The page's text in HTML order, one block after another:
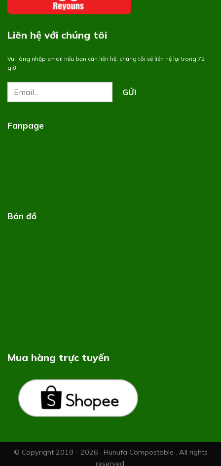
Liên hệ với chúng tôi
Vui lòng nhập email nếu bạn cần liên hệ, chúng tôi sẽ liên hệ lại trong 72
giờ.
Fanpage
Bản đồ
Mua hàng trực tuyến
© Copyright 2018 - 2026 , Hunufa Compostable . All rights
reserved.